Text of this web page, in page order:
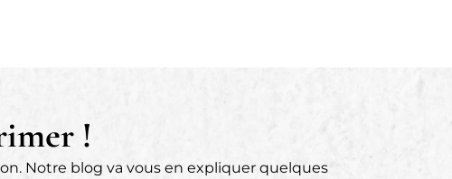
!
Notre blog va vous en expliquer quelques